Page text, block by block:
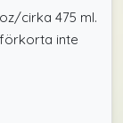
cirka 475 ml.
inte